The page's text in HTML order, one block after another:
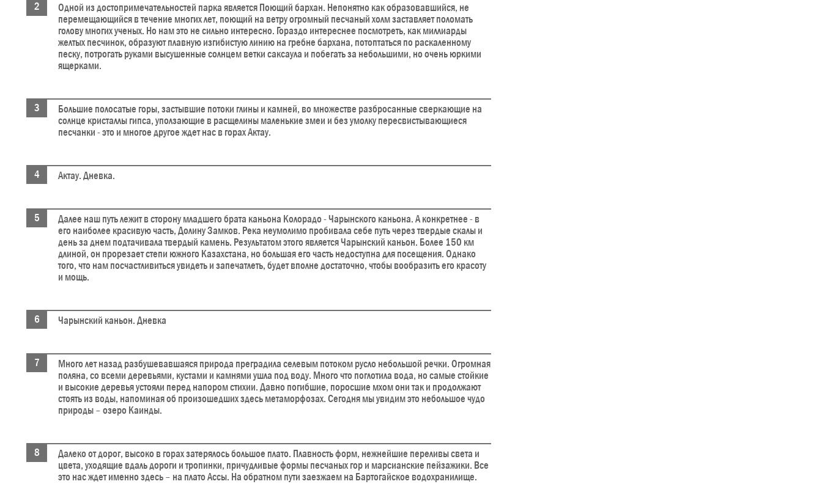
Одной из достопримечательностей парка является Поющий бархан. Непонятно как образовавшийся, не
перемещающийся в течение многих лет, поющий на ветру огромный песчаный холм заставляет поломать
голову многих ученых. Но нам это не сильно интересно. Гораздо интереснее посмотреть, как миллиарды
желтых песчинок, образуют плавную изгибистую линию на гребне бархана, потоптаться по раскаленному
песку, потрогать руками высушенные солнцем ветки саксаула и побегать за небольшими, но очень юркими
ящерками.
Большие полосатые горы, застывшие потоки глины и камней, во множестве разбросанные сверкающие на
солнце кристаллы гипса, уползающие в расщелины маленькие змеи и без умолку пересвистывающиеся
песчанки - это и многое другое ждет нас в горах Актау.
Актау. Дневка.
Далее наш путь лежит в сторону младшего брата каньона Колорадо - Чарынского каньона. А конкретнее - в
его наиболее красивую часть, Долину Замков. Река неумолимо пробивала себе путь через твердые скалы и
день за днем подтачивала твердый камень. Результатом этого является Чарынский каньон. Более 150 км
длиной, он прорезает степи южного Казахстана, но большая его часть недоступна для посещения. Однако
того, что нам посчастливиться увидеть и запечатлеть, будет вполне достаточно, чтобы вообразить его красоту
и мощь.
Чарынский каньон. Дневка
Много лет назад разбушевавшаяся природа преградила селевым потоком русло небольшой речки. Огромная
поляна, со всеми деревьями, кустами и камнями ушла под воду. Много что поглотила вода, но самые стойкие
и высокие деревья устояли перед напором стихии. Давно погибшие, поросшие мхом они так и продолжают
стоять из воды, напоминая об произошедших здесь метаморфозах. Сегодня мы увидим это небольшое чудо
природы – озеро Каинды.
Далеко от дорог, высоко в горах затерялось большое плато. Плавность форм, нежнейшие переливы света и
цвета, уходящие вдаль дороги и тропинки, причудливые формы песчаных гор и марсианские пейзажики. Все
это нас ждет именно здесь – на плато Ассы. На обратном пути заезжаем на Бартогайское водохранилище.